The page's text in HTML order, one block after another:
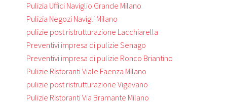
Pulizia Uffici Naviglio Grande Milano
Pulizia Negozi Navigli Milano
pulizie post ristrutturazione Lacchiarella
Preventivi impresa di pulizie Senago
Preventivi impresa di pulizie Ronco Briantino
Pulizie Ristoranti Viale Faenza Milano
pulizie post ristrutturazione Vigevano
Pulizie Ristoranti Via Bramante Milano